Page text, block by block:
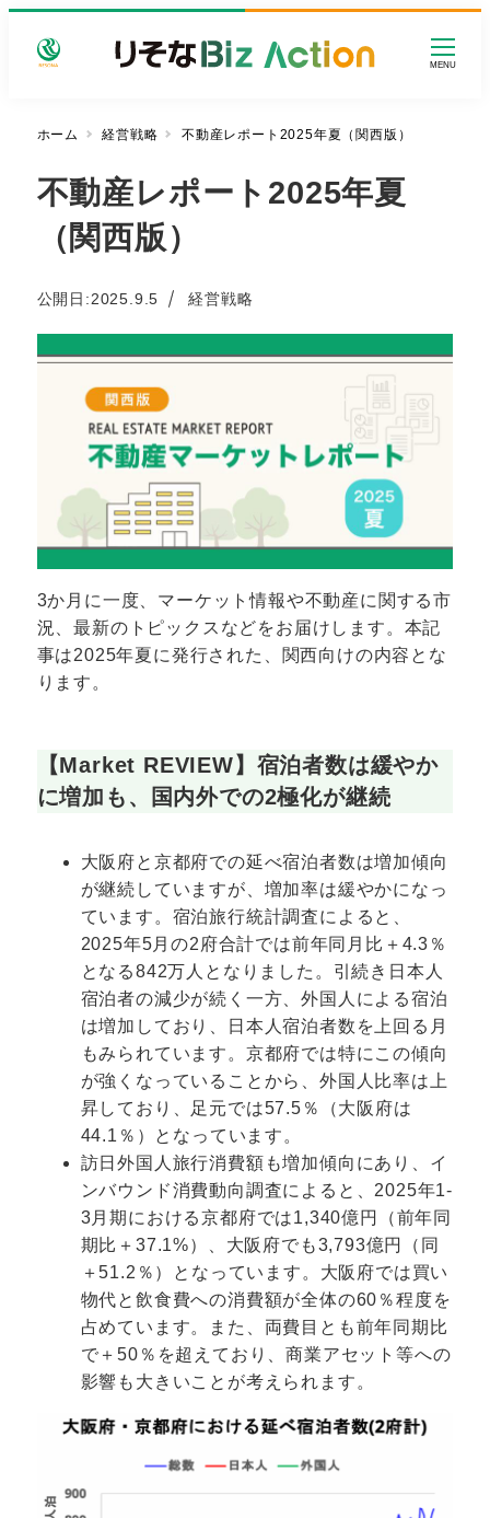
MENU
ホーム 経営戦略 不動産レポート2025年夏（関西版）
不動産レポート2025年夏
（関西版）
公開日:
投稿日
2025.9.5 カテゴリー
経営戦略
3か月に一度、マーケット情報や不動産に関する市
況、最新のトピックスなどをお届けします。本記
事は2025年夏に発行された、関西向けの内容とな
ります。
【Market REVIEW】宿泊者数は緩やか
に増加も、国内外での2極化が継続
大阪府と京都府での延べ宿泊者数は増加傾向
が継続していますが、増加率は緩やかになっ
ています。宿泊旅行統計調査によると、
2025年5月の2府合計では前年同月比＋4.3％
となる842万人となりました。引続き日本人
宿泊者の減少が続く一方、外国人による宿泊
は増加しており、日本人宿泊者数を上回る月
もみられています。京都府では特にこの傾向
が強くなっていることから、外国人比率は上
昇しており、足元では57.5％（大阪府は
44.1％）となっています。
訪日外国人旅行消費額も増加傾向にあり、イ
ンバウンド消費動向調査によると、2025年1-
3月期における京都府では1,340億円（前年同
期比＋37.1%）、大阪府でも3,793億円（同
＋51.2％）となっています。大阪府では買い
物代と飲食費への消費額が全体の60％程度を
占めています。また、両費目とも前年同期比
で＋50％を超えており、商業アセット等への
影響も大きいことが考えられます。